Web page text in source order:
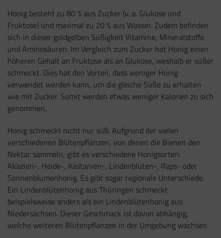
Honig besteht zu 80 % aus Zucker (v. a. Glukose und
Fruktose) und maximal zu 20 % aus Wasser. Zudem befinden
sich in dieser goldgelben Süßigkeit Vitamine, Mineralstoffe
und Aminosäuren. Im Vergleich zum Zucker hat Honig einen
höheren Gehalt an Fruktose als an Glukose, weshalb er süßer
schmeckt. Dies hat den Vorteil, dass weniger Honig
verwendet werden kann, um die gleiche Süße zu erhalten
wie mit Zucker. Somit werden etwas weniger Kalorien zu sich
genommen.
Honig schmeckt nicht nur süß. Aufgrund der vielen
verschiedenen Blütenpflanzen, von denen die Bienen den
Nektar sammeln, gibt es verschiedene Honigsorten:
Akazien-, Heide-, Kastanien-, Lindenblüten-, Raps- oder
Sonnenblumenhonig. Es gibt sogar regionale Unterschiede.
Ein Lindenblütenhonig aus Thüringen schmeckt
beispielsweise anders als ein Lindenblütenhonig aus
Niedersachsen. Dieser Geschmack ist davon abhängig,
welche weiteren Blütenpflanzen in der Umgebung wachsen.